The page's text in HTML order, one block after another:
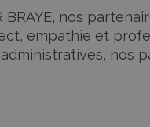
BRAYE, nos
empathie et
nos